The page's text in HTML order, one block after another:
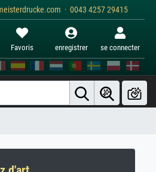
· 0043 4257 29415
Favoris enregistrer se connecter